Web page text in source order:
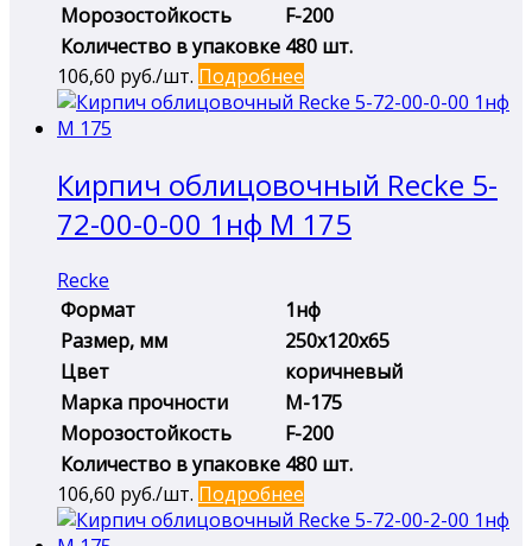
Морозостойкость
F-200
Количество в упаковке 480 шт.
106,60 руб./шт. Подробнее
Кирпич облицовочный Recke 5-
72-00-0-00 1нф М 175
Recke
Формат
1нф
Размер, мм
250х120х65
Цвет
коричневый
Марка прочности
М-175
Морозостойкость
F-200
Количество в упаковке 480 шт.
106,60 руб./шт. Подробнее